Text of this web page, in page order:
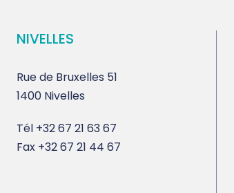
NIVELLES
Rue de Bruxelles 51
1400 Nivelles
Tél +32 67 21 63 67
Fax +32 67 21 44 67